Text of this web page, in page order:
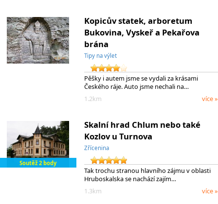
Kopicův statek, arboretum
Bukovina, Vyskeř a Pekařova
brána
Tipy na výlet
Pěšky i autem jsme se vydali za krásami
Českého ráje. Auto jsme nechali na…
1.2km
více »
Soutěž 2 body
Skalní hrad Chlum nebo také
Kozlov u Turnova
Zřícenina
Tak trochu stranou hlavního zájmu v oblasti
Hruboskalska se nachází zajím…
1.3km
více »